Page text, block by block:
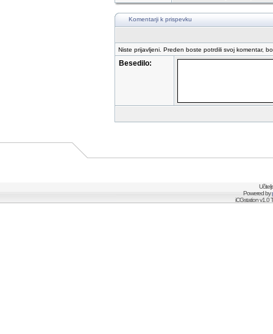
Komentarji k prispevku
Niste prijavljeni. Preden boste potrdili svoj komentar,
Besedilo:
Powered by
iCGstation v1.0